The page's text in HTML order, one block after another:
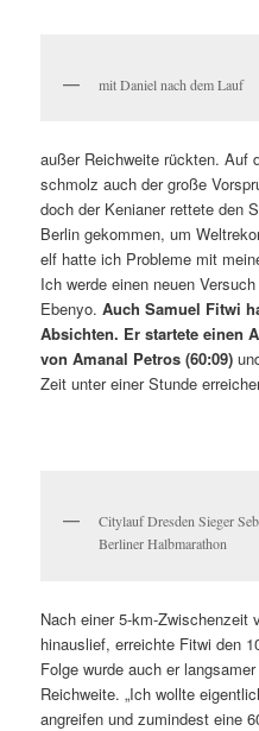
mit Daniel nach dem Lauf
außer Reichweite rückten. Auf
schmolz auch der große
doch der Kenianer rettete den
Berlin gekommen, um
elf hatte ich Probleme mit
Ich werde einen neuen
Ebenyo.Auch Samuel Fitwi
Absichten. Er startete einen
von Amanal Petros (60:09)
Zeit unter einer Stunde
Citylauf Dresden Sieger
Berliner Halbmarathon
Nach einer 5-km-Zwischenzeit
hinauslief, erreichte Fitwi den
Folge wurde auch er
Reichweite. „Ich wollte
angreifen und zumindest eine